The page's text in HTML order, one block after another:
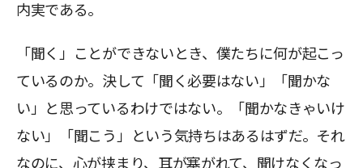
内実である。
「聞く」ことができないとき、僕たちに何が起こっ
ているのか。決して「聞く必要はない」「聞かな
い」と思っているわけではない。「聞かなきゃいけ
ない」「聞こう」という気持ちはあるはずだ。それ
なのに、心が挟まり、耳が塞がれて、聞けなくなっ